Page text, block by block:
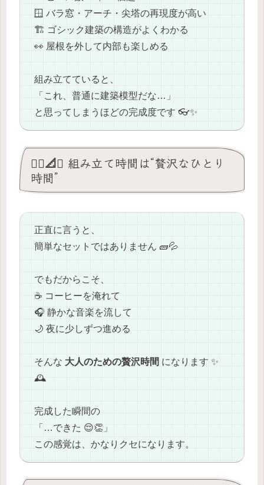
🪟 バラ窓・アーチ・尖塔の再現度が高い
🏗️ ゴシック建築の構造がよくわかる
👀 屋根を外して内部も楽しめる
組み立てていると、
「これ、普通に建築模型だな…」
と思ってしまうほどの完成度です 👓✨
🧘‍♂️📐✨ 組み立て時間は“贅沢なひとり
時間”
正直に言うと、
簡単なセットではありません 🧱💦
でもだからこそ、
☕ コーヒーを淹れて
🎧 静かな音楽を流して
🌙 夜に少しずつ進める
そんな 大人のための贅沢時間 になります ✨
🕰️
完成した瞬間の
「…できた 😌👏」
この感覚は、かなりクセになります。